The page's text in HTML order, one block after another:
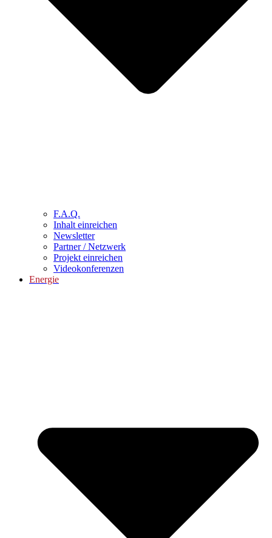
F.A.Q.
Inhalt einreichen
Newsletter
Partner / Netzwerk
Projekt einreichen
Videokonferenzen
Energie